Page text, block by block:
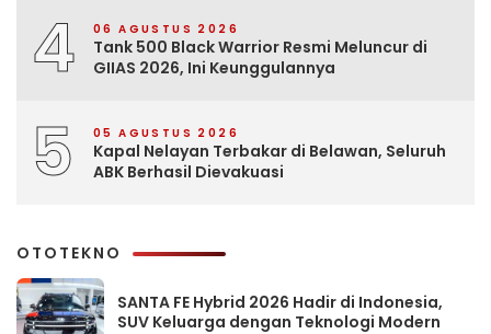
4 06 AGUSTUS 2026
Tank 500 Black Warrior Resmi Meluncur di
GIIAS 2026, Ini Keunggulannya
5 05 AGUSTUS 2026
Kapal Nelayan Terbakar di Belawan, Seluruh
ABK Berhasil Dievakuasi
OTOTEKNO
SANTA FE Hybrid 2026 Hadir di Indonesia,
SUV Keluarga dengan Teknologi Modern